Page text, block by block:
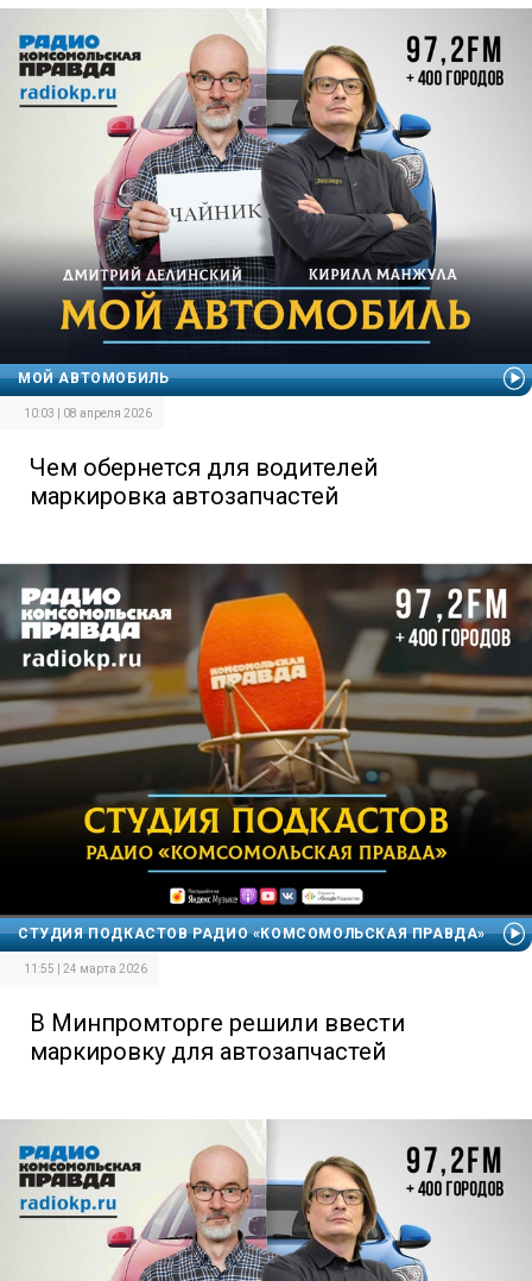
МОЙ АВТОМОБИЛЬ
10:03 | 08 апреля 2026
Чем обернется для водителей
маркировка автозапчастей
СТУДИЯ ПОДКАСТОВ РАДИО «КОМСОМОЛЬСКАЯ ПРАВДА»
11:55 | 24 марта 2026
В Минпромторге решили ввести
маркировку для автозапчастей